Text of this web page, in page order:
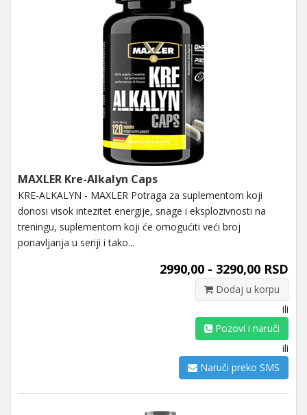
MAXLER Kre-Alkalyn Caps
KRE-ALKALYN - MAXLER Potraga za suplementom koji
donosi visok intezitet energije, snage i eksplozivnosti na
treningu, suplementom koji će omogućiti veći broj
ponavljanja u seriji i tako...
2990,00 - 3290,00 RSD
Dodaj u korpu
ili
Pozovi i naruči
ili
Naruči preko SMS